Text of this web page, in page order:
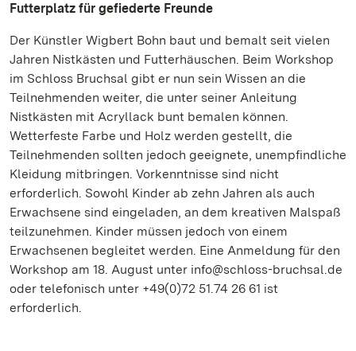
Futterplatz für gefiederte Freunde
Der Künstler Wigbert Bohn baut und bemalt seit vielen
Jahren Nistkästen und Futterhäuschen. Beim Workshop
im Schloss Bruchsal gibt er nun sein Wissen an die
Teilnehmenden weiter, die unter seiner Anleitung
Nistkästen mit Acryllack bunt bemalen können.
Wetterfeste Farbe und Holz werden gestellt, die
Teilnehmenden sollten jedoch geeignete, unempfindliche
Kleidung mitbringen. Vorkenntnisse sind nicht
erforderlich. Sowohl Kinder ab zehn Jahren als auch
Erwachsene sind eingeladen, an dem kreativen Malspaß
teilzunehmen. Kinder müssen jedoch von einem
Erwachsenen begleitet werden. Eine Anmeldung für den
Workshop am 18. August unter info@schloss-bruchsal.de
oder telefonisch unter +49(0)72 51.74 26 61 ist
erforderlich.